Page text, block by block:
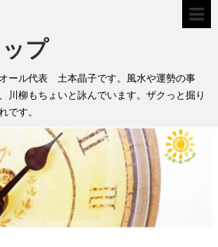
ップ
ール代表 土本晶子です。風水や運勢の事
川柳もちょいと詠んでいます。ザクっと掘り
です。